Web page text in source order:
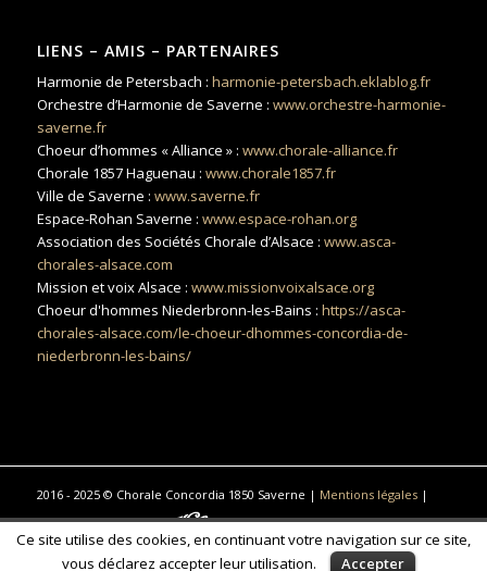
LIENS – AMIS – PARTENAIRES
Harmonie de Petersbach : harmonie-petersbach.eklablog.fr
Orchestre d’Harmonie de Saverne : www.orchestre-harmonie-
saverne.fr
Choeur d’hommes « Alliance » : www.chorale-alliance.fr
Chorale 1857 Haguenau : www.chorale1857.fr
Ville de Saverne : www.saverne.fr
Espace-Rohan Saverne : www.espace-rohan.org
Association des Sociétés Chorale d’Alsace : www.asca-
chorales-alsace.com
Mission et voix Alsace : www.missionvoixalsace.org
Choeur d'hommes Niederbronn-les-Bains : https://asca-
chorales-alsace.com/le-choeur-dhommes-concordia-de-
niederbronn-les-bains/
2016 - 2025 © Chorale Concordia 1850 Saverne | Mentions légales|
Réalisé par Réalisation
Traduction, photographie commerciale
& communication à Saint-Gilles-Croix-de-Vie
Ce site utilise des cookies, en continuant votre navigation sur ce site,
vous déclarez accepter leur utilisation.
Accepter